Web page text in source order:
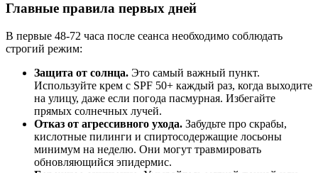
Главные правила первых дней
В первые 48-72 часа после сеанса необходимо соблюдать
строгий режим:
Защита от солнца. Это самый важный пункт.
Используйте крем с SPF 50+ каждый раз, когда выходите
на улицу, даже если погода пасмурная. Избегайте
прямых солнечных лучей.
Отказ от агрессивного ухода. Забудьте про скрабы,
кислотные пилинги и спиртосодержащие лосьоны
минимум на неделю. Они могут травмировать
обновляющийся эпидермис.